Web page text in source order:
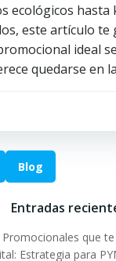
ecológicos
este artículo te
ideal
quedarse en
Blog
Entradas
Promocionales que
Estrategia para